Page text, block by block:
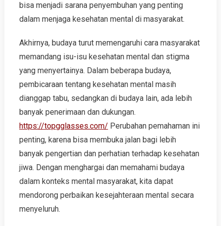
bisa menjadi sarana penyembuhan yang penting
dalam menjaga kesehatan mental di masyarakat.
Akhirnya, budaya turut memengaruhi cara masyarakat
memandang isu-isu kesehatan mental dan stigma
yang menyertainya. Dalam beberapa budaya,
pembicaraan tentang kesehatan mental masih
dianggap tabu, sedangkan di budaya lain, ada lebih
banyak penerimaan dan dukungan.
https://topgglasses.com/ Perubahan pemahaman ini
penting, karena bisa membuka jalan bagi lebih
banyak pengertian dan perhatian terhadap kesehatan
jiwa. Dengan menghargai dan memahami budaya
dalam konteks mental masyarakat, kita dapat
mendorong perbaikan kesejahteraan mental secara
menyeluruh.